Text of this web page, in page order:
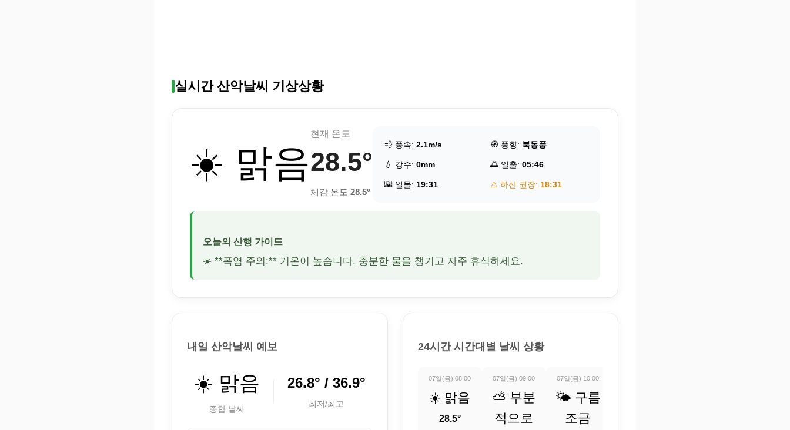
실시간 산악날씨 기상상황
☀️ 맑음
현재 온도
28.5°
체감 온도 28.5°
💨 풍속: 2.1m/s 🧭 풍향: 북동풍
💧 강수: 0mm 🌅 일출: 05:46
🌇 일몰: 19:31 ⚠️ 하산 권장: 18:31
오늘의 산행 가이드
☀️ **폭염 주의:** 기온이 높습니다. 충분한 물을 챙기고 자주 휴식하세요.
내일 산악날씨 예보
☀️ 맑음
종합 날씨
26.8° / 36.9°
최저/최고
24시간 시간대별 날씨 상황
07일(금) 08:00
☀️ 맑음
28.5°
07일(금) 09:00
⛅ 부분
적으로
07일(금) 10:00
🌤️ 구름
조금